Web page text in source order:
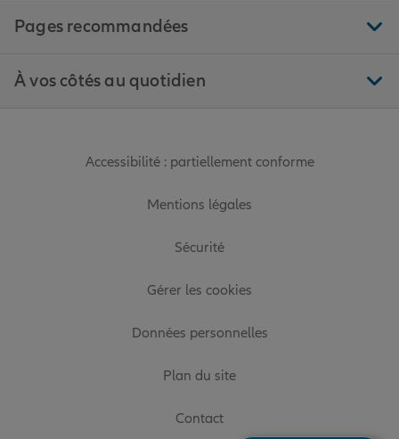
Pages recommandées
À vos côtés au quotidien
Accessibilité : partiellement conforme
Mentions légales
Sécurité
Gérer les cookies
Données personnelles
Plan du site
Contact